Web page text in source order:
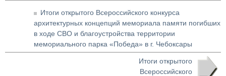
Итоги открытого Всероссийского конкурса
архитектурных концепций мемориала памяти погибших
в ходе СВО и благоустройства территории
мемориального парка «Победа» в г. Чебоксары
Итоги открытого
Всероссийского